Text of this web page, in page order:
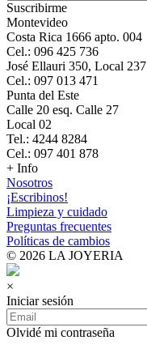
Suscribirme
Montevideo
Costa Rica 1666 apto. 004
Cel.: 096 425 736
José Ellauri 350, Local 237
Cel.: 097 013 471
Punta del Este
Calle 20 esq. Calle 27
Local 02
Tel.: 4244 8284
Cel.: 097 401 878
+ Info
Nosotros
¡Escribinos!
Limpieza y cuidado
Preguntas frecuentes
Políticas de cambios
© 2026 LA JOYERIA
×
Iniciar sesión
Olvidé mi contraseña